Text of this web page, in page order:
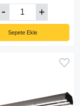
Sepete Ekle